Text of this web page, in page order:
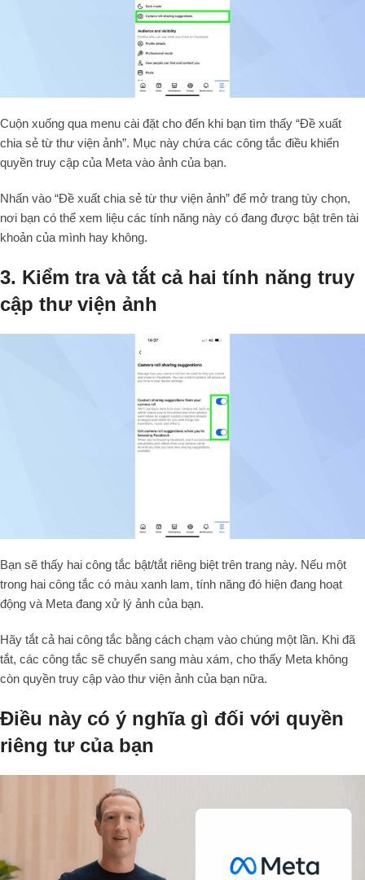
Cuộn xuống qua menu cài đặt cho đến khi bạn tìm thấy “Đề xuất
chia sẻ từ thư viện ảnh”. Mục này chứa các công tắc điều khiển
quyền truy cập của Meta vào ảnh của bạn.
Nhấn vào “Đề xuất chia sẻ từ thư viện ảnh” để mở trang tùy chọn,
nơi bạn có thể xem liệu các tính năng này có đang được bật trên tài
khoản của mình hay không.
3. Kiểm tra và tắt cả hai tính năng truy
cập thư viện ảnh
Bạn sẽ thấy hai công tắc bật/tắt riêng biệt trên trang này. Nếu một
trong hai công tắc có màu xanh lam, tính năng đó hiện đang hoạt
động và Meta đang xử lý ảnh của bạn.
Hãy tắt cả hai công tắc bằng cách chạm vào chúng một lần. Khi đã
tắt, các công tắc sẽ chuyển sang màu xám, cho thấy Meta không
còn quyền truy cập vào thư viện ảnh của bạn nữa.
Điều này có ý nghĩa gì đối với quyền
riêng tư của bạn